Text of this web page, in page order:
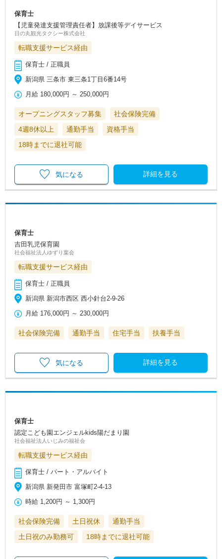
保育士
【児童発達支援管理責任者】放課後等デイサービス
日の丸観光タクシー株式会社
転職支援サービス経由
保育士 / 正職員
新潟県 三条市 東三条1丁目6番14号
月給 180,000円 ～ 250,000円
オープニングスタッフ募集
社会保険完備
4週8休以上
通勤手当
資格手当
18時までに退社可能
詳細を見る
気になる
保育士
吉田乳児保育園
社会福祉法人ゆずり葉会
転職支援サービス経由
保育士 / 正職員
新潟県 新潟市西区 西小針台2-9-26
月給 176,000円 ～ 230,000円
社会保険完備 通勤手当 住宅手当 扶養手当
詳細を見る
気になる
保育士
認定こども園エンジェルkids陽だまり園
社会福祉法人いじみの福祉会
転職支援サービス経由
保育士 / パート・アルバイト
新潟県 新発田市 富塚町2‐4‐13
時給 1,200円 ～ 1,300円
社会保険完備 土日祝休
通勤手当
土日祝のみ勤務可
18時までに退社可能